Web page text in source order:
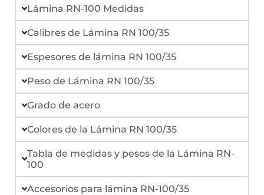
Lámina RN-100 Medidas
Calibres de Lámina RN 100/35
Espesores de lámina RN 100/35
Peso de Lámina RN 100/35
Grado de acero
Colores de la Lámina RN 100/35
Tabla de medidas y pesos de la Lámina RN-
100
Accesorios para lámina RN-100/35